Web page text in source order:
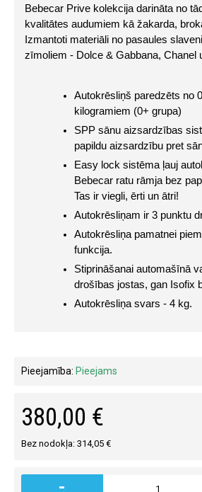
Bebecar Prive kolekcija darināta no
kvalitātes audumiem kā žakarda,
Izmantoti materiāli no pasaules
zīmoliem - Dolce & Gabbana, Chanel
Autokrēsliņš paredzēts no
kilogramiem (0+ grupa)
SPP sānu aizsardzības
papildu aizsardzību pret
Easy lock sistēma ļauj
Bebecar ratu rāmja bez
Tas ir viegli, ērti un ātri!
Autokrēsliņam ir 3 punktu
Autokrēsliņa pamatnei
funkcija.
Stiprināšanai automašīnā
drošības jostas, gan Isofix
Autokrēsliņa svars - 4 kg.
Pieejamība: Pieejams
380,00 €
Bez nodokļa: 314,05 €
-